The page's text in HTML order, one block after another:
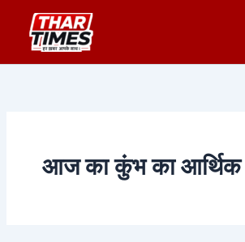
content
आज का कुंभ का आर्थिक